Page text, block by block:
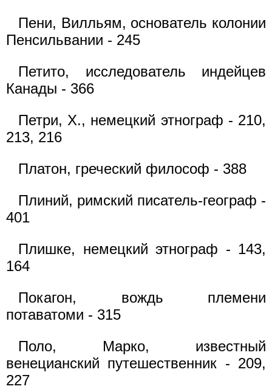
Пени, Вилльям, основатель колонии
Пенсильвании - 245
Петито, исследователь индейцев
Канады - 366
Петри, X., немецкий этнограф - 210,
213, 216
Платон, греческий философ - 388
Плиний, римский писатель-географ -
401
Плишке, немецкий этнограф - 143,
164
Покагон, вождь племени
потаватоми - 315
Поло, Марко, известный
венецианский путешественник - 209,
227